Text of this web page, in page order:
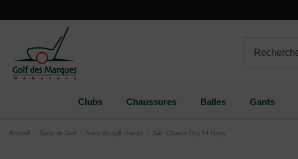
Clubs Chaussures Balles Gants
Accueil Sacs de Golf Sacs de golf chariot Sac Chariot Org 14 Navy